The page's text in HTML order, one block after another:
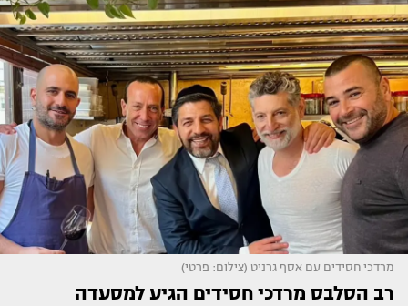
מרדכי חסידים עם אסף גרניט (צילום: פרטי)
רב הסלבס מרדכי חסידים הגיע למסעדה